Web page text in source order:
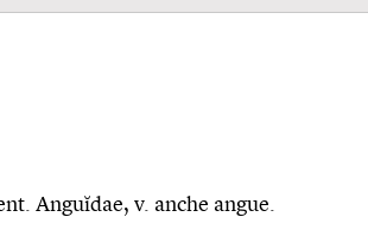
Anguĭdae, v. anche angue.